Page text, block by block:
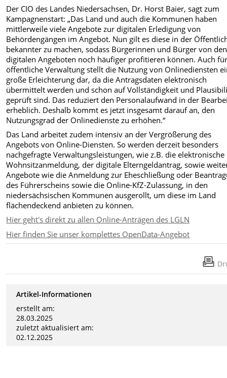
Der CIO des Landes Niedersachsen, Dr. Horst Baier, sagt zum
Kampagnenstart: „Das Land und auch die Kommunen haben
mittlerweile viele Angebote zur digitalen Erledigung von
Behördengängen im Angebot. Nun gilt es diese in der
bekannter zu machen, sodass Bürgerinnen und Bürger von den
digitalen Angeboten noch häufiger profitieren können. Auch
öffentliche Verwaltung stellt die Nutzung von Onlinediensten
große Erleichterung dar, da die Antragsdaten elektronisch
übermittelt werden und schon auf Vollständigkeit und
geprüft sind. Das reduziert den Personalaufwand in der
erheblich. Deshalb kommt es jetzt insgesamt darauf an, den
Nutzungsgrad der Onlinedienste zu erhöhen.“
Das Land arbeitet zudem intensiv an der Vergrößerung des
Angebots von Online-Diensten. So werden derzeit besonders
nachgefragte Verwaltungsleistungen, wie z.B. die elektronische
Wohnsitzanmeldung, der digitale Elterngeldantrag, sowie
Angebote wie die Anmeldung zur Eheschließung oder
des Führerscheins sowie die Online-KfZ-Zulassung, in den
niedersächsischen Kommunen ausgerollt, um diese im Land
flächendeckend anbieten zu können.
Hier geht's direkt zu allen Online-Anträgen des LGLN
Hier finden Sie unser komplettes OpenData-Angebot
Artikel-Informationen
erstellt am:
28.03.2025
zuletzt aktualisiert am:
02.12.2025